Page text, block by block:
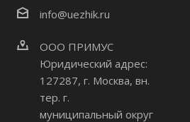
info@uezhik.ru
ООО ПРИМУС
Юридический адрес:
127287, г. Москва, вн.
тер. г.
муниципальный округ